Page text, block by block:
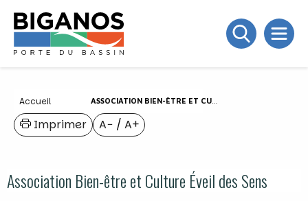
Accueil ASSOCIATION BIEN-ÊTRE ET CULTURE ÉVEIL DES SENS
A− / A+
Imprimer
Association Bien-être et Culture Éveil des Sens